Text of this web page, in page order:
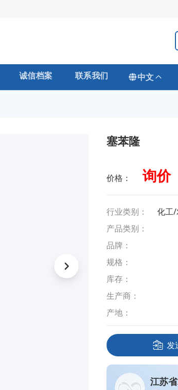
诚信档案 联系我们 中文
塞苯隆
价格： 询价
行业类别：
化工
产品类别：
品牌：
规格：
库存：
生产商：
产地：
发
江苏